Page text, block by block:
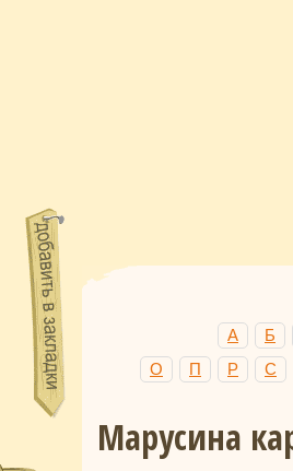
А
Б
О
П Р С
Марусина